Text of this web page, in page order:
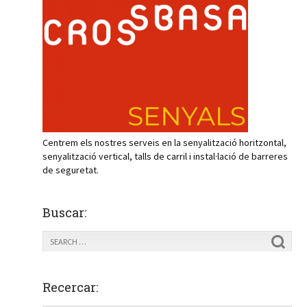
Centrem els nostres serveis en la senyalització horitzontal,
senyalització vertical, talls de carril i instal·lació de barreres
de seguretat.
Buscar:
Recercar: